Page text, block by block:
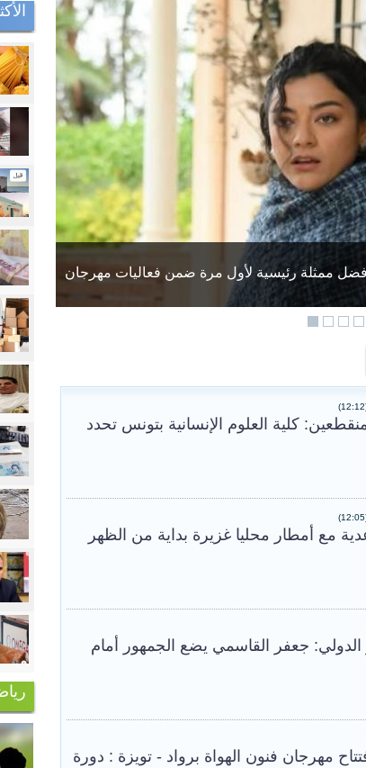
الحيطة والحذر
كلية العلوم الإنسانية بتونس تحدد
مع أمطار محليا غزيرة بداية من الظهر
جعفر القاسمي يضع الجمهور أمام
7 اوت: افتتاح مهرجان فنون الهواة برواد - تويزة : دورة